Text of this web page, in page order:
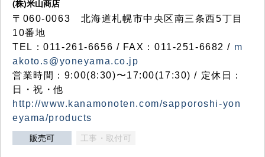
(株)米山商店
〒060-0063 北海道札幌市中央区南三条西5丁目
10番地
TEL：011-261-6656 / FAX：011-251-6682 / m
akoto.s@yoneyama.co.jp
営業時間：9:00(8:30)〜17:00(17:30) / 定休日：
日・祝・他
http://www.kanamonoten.com/sapporoshi-yon
eyama/products
販売可 工事・取付可